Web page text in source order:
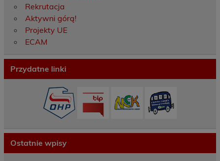
Rekrutacja
Aktywni górą!
Projekty UE
ECAM
Przydatne linki
Ostatnie wpisy